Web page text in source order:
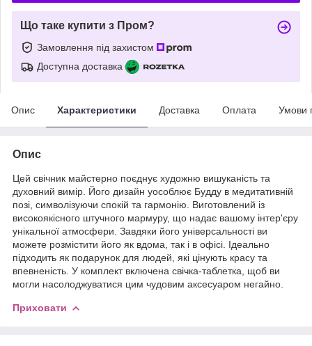
Що таке купити з Пром?
Замовлення під захистом
Доступна доставка
Опис Характеристики Доставка Оплата Умови
Опис
Цей свічник майстерно поєднує художню вишуканість та
духовний вимір. Його дизайн уособлює Будду в медитативній
позі, символізуючи спокій та гармонію. Виготовлений із
високоякісного штучного мармуру, що надає вашому інтер'єру
унікальної атмосфери. Завдяки його універсальності ви
можете розмістити його як вдома, так і в офісі. Ідеально
підходить як подарунок для людей, які цінують красу та
впевненість. У комплект включена свічка-таблетка, щоб ви
могли насолоджуватися цим чудовим аксесуаром негайно.
Приховати